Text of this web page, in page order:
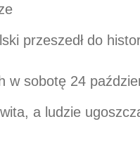
przeszedł do
w sobotę 24
a ludzie